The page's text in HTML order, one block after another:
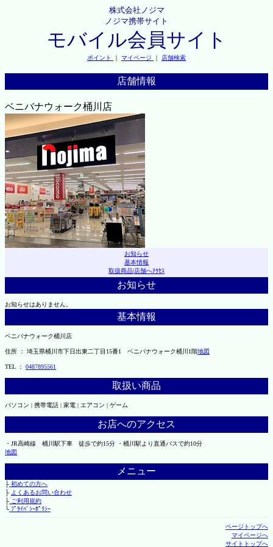
株式会社ノジマ
ノジマ携帯サイト
モバイル会員サイト
ポイント ｜ マイページ ｜ 店舗検索
店舗情報
ベニバナウォーク桶川店
お知らせ
基本情報
取扱商品|店舗へｱｸｾｽ
お知らせ
お知らせはありません。
基本情報
ベニバナウォーク桶川店
住所 ： 埼玉県桶川市下日出東二丁目15番1 ベニバナウォーク桶川1階地図
TEL ： 0487895561
取扱い商品
パソコン | 携帯電話 | 家電 | エアコン | ゲーム
お店へのアクセス
・JR高崎線 桶川駅下車 徒歩で約15分 ・桶川駅より直通バスで約10分
地図
メニュー
├初めての方へ
├ よくあるお問い合わせ
├ご利用規約
└ﾌﾟﾗｲﾊﾞｼｰﾎﾟﾘｼｰ
ページトップへ
マイページへ
サイトトップへ